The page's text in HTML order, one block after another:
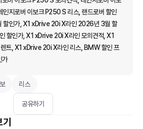
지로버 이보크 P250 S 리스, 랜드로버 할인
할인가, X1 xDrive 20i X라인 2026년 3월 할
할인가, X1 xDrive 20i X라인 모의견적, X1
트, X1 xDrive 20i X라인 리스, BMW 할인 프
가
리스
공유하기